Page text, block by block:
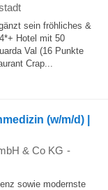
sein fröhliches &
Hotel mit 50
Val (16 Punkte
Crap...
(w/m/d) |
& Co KG -
sowie modernste